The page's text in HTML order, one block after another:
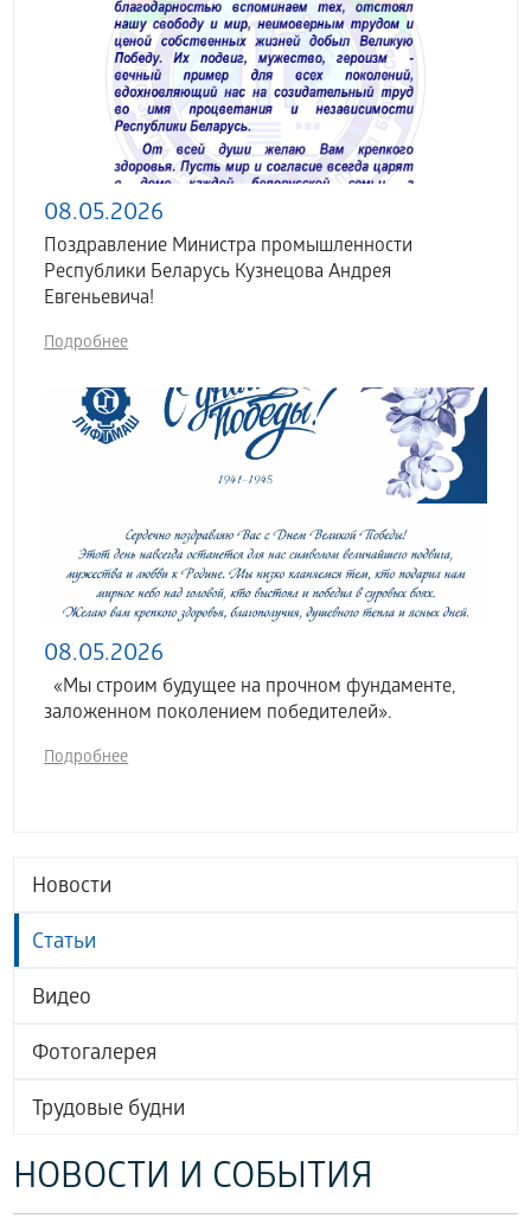
Новости
Статьи
Видео
Фотогалерея
Трудовые будни
НОВОСТИ И СОБЫТИЯ
08.05.2026
Поздравление Министра промышленности
Республики Беларусь Кузнецова Андрея
Евгеньевича!
Подробнее
08.05.2026
«Мы строим будущее на прочном фундаменте,
заложенном поколением победителей».
Подробнее